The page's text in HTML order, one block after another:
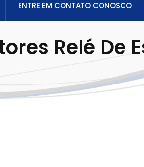
ENTRE EM CONTATO CONOSCO
Relé De